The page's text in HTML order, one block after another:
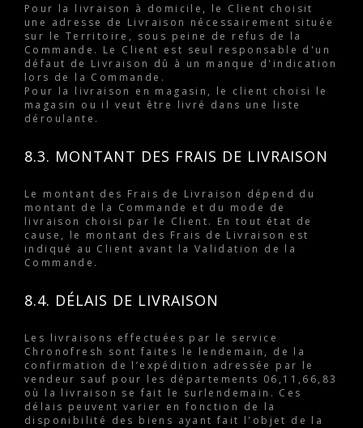
Pour la livraison à domicile, le Client choisit
une adresse de Livraison nécessairement située
sur le Territoire, sous peine de refus de la
Commande. Le Client est seul responsable d'un
défaut de Livraison dû à un manque d'indication
lors de la Commande.
Pour la livraison en magasin, le client choisi le
magasin ou il veut être livré dans une liste
déroulante.
8.3. MONTANT DES FRAIS DE LIVRAISON
Le montant des Frais de Livraison dépend du
montant de la Commande et du mode de
livraison choisi par le Client. En tout état de
cause, le montant des Frais de Livraison est
indiqué au Client avant la Validation de la
Commande.
8.4. DÉLAIS DE LIVRAISON
Les livraisons effectuées par le service
Chronofresh sont faites le lendemain, de la
confirmation de l’expédition adressée par le
vendeur sauf pour les départements 06,11,66,83
où la livraison se fait le surlendemain. Ces
délais peuvent varier en fonction de la
disponibilité des biens ayant fait l'objet de la